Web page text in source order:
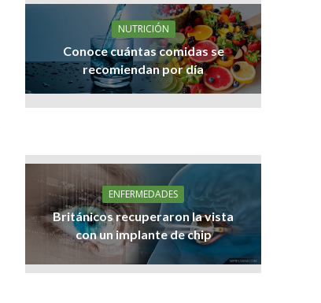
NUTRICIÓN
Conoce cuántas comidas se
recomiendan por día
ENFERMEDADES
Británicos recuperaron la vista
con un implante de chip